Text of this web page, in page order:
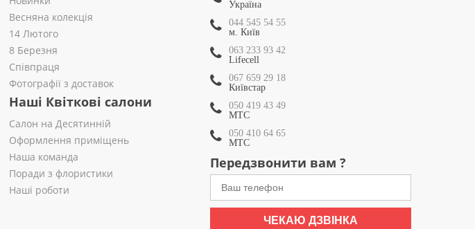
Весняна колекція
14 Лютого
8 Березня
Співпраця
Фотографії з доставок
Наші Квіткові салони
Салон на Десятинній
Оформлення приміщень
Наша команда
Поради з флористики
Наші роботи
Україна
044 545 54 55
м. Київ
063 233 93 42
Lifecell
067 659 29 18
Київстар
050 419 43 49
МТС
050 410 64 65
МТС
Передзвонити вам ?
ЧЕКАЮ ДЗВІНКА